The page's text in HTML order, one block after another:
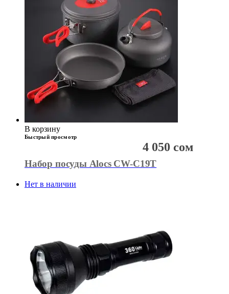
В корзину
Быстрый просмотр
Набор посуды Alocs CW-C19T
4 050 сом
Нет в наличии